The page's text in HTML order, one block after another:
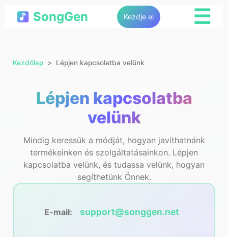
SongGen Kezdje el ☰
Kezdőlap Lépjen kapcsolatba velünk
Lépjen kapcsolatba
velünk
Mindig keressük a módját, hogyan javíthatnánk
termékeinken és szolgáltatásainkon. Lépjen
kapcsolatba velünk, és tudassa velünk, hogyan
segíthetünk Önnek.
E-mail: support@songgen.net